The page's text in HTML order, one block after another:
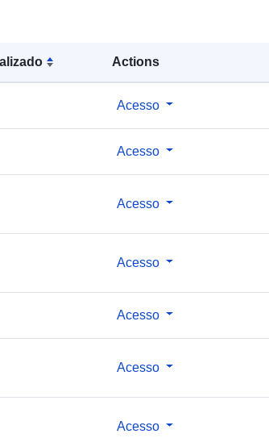
Actions
Acesso
Acesso
Acesso
Acesso
Acesso
Acesso
Acesso